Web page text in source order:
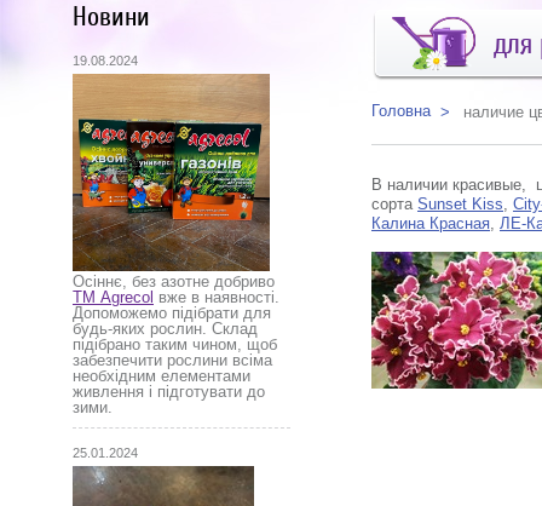
Новини
19.08.2024
Осіннє, без азотне добриво
ТМ Agrecol вже в наявності.
Допоможемо підібрати для
будь-яких рослин. Склад
підібрано таким чином, щоб
забезпечити рослини всіма
необхідним елементами
живлення і підготувати до
зими.
25.01.2024
для
Головна наличие
В наличии красивые,
сорта Sunset Kiss
Калина Красная ЛЕ-